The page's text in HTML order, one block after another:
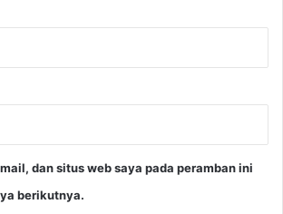
dan situs web saya pada peramban ini
berikutnya.